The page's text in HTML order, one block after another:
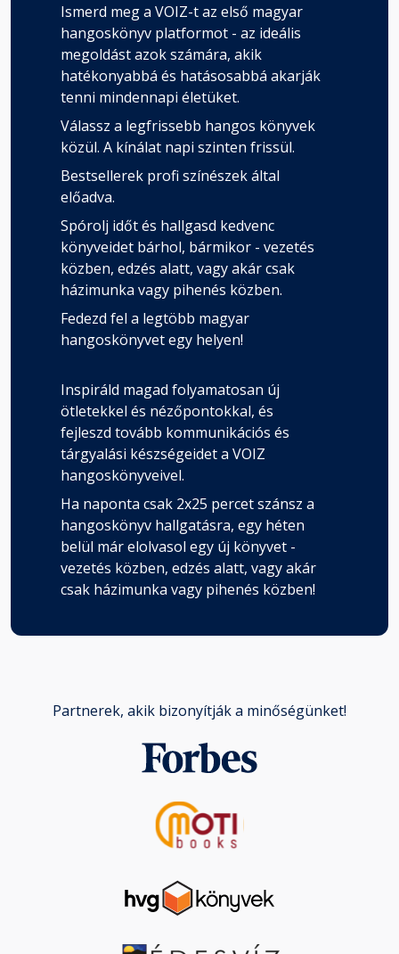
Ismerd meg a VOIZ-t az első magyar
hangoskönyv platformot - az ideális
megoldást azok számára, akik
hatékonyabbá és hatásosabbá akarják
tenni mindennapi életüket.
Válassz a legfrissebb hangos könyvek
közül. A kínálat napi szinten frissül.
Bestsellerek profi színészek által
előadva.
Spórolj időt és hallgasd kedvenc
könyveidet bárhol, bármikor - vezetés
közben, edzés alatt, vagy akár csak
házimunka vagy pihenés közben.
Fedezd fel a legtöbb magyar
hangoskönyvet egy helyen!
Inspiráld magad folyamatosan új
ötletekkel és nézőpontokkal, és
fejleszd tovább kommunikációs és
tárgyalási készségeidet a VOIZ
hangoskönyveivel.
Ha naponta csak 2x25 percet szánsz a
hangoskönyv hallgatásra, egy héten
belül már elolvasol egy új könyvet -
vezetés közben, edzés alatt, vagy akár
csak házimunka vagy pihenés közben!
Partnerek, akik bizonyítják a minőségünket!